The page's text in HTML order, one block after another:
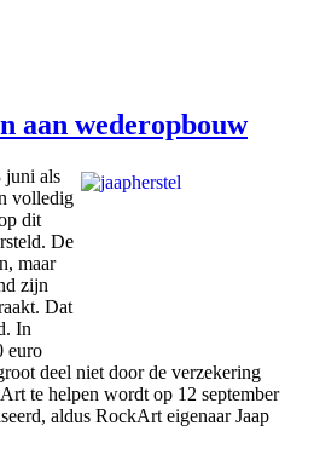
aan wederopbouw
juni als
volledig
dit
De
maar
zijn
Dat
In
euro
deel niet door de verzekering
te helpen wordt op 12 september
aldus RockArt eigenaar Jaap